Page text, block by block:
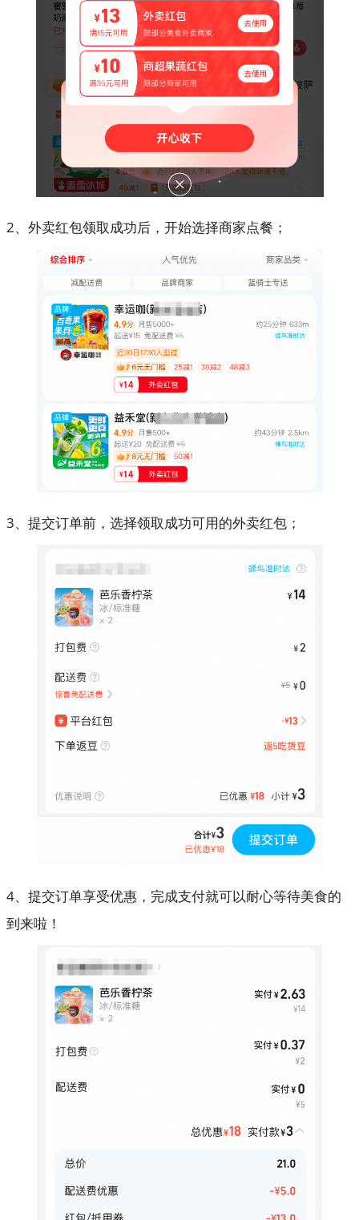
2、外卖红包领取成功后，开始选择商家点餐；
3、提交订单前，选择领取成功可用的外卖红包；
4、提交订单享受优惠，完成支付就可以耐心等待美食的
到来啦！